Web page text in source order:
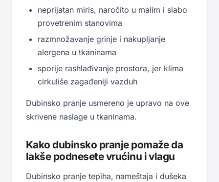
neprijatan miris, naročito u malim i slabo
provetrenim stanovima
razmnožavanje grinje i nakupljanje
alergena u tkaninama
sporije rashlađivanje prostora, jer klima
cirkuliše zagađeniji vazduh
Dubinsko pranje usmereno je upravo na ove
skrivene naslage u tkaninama.
Kako dubinsko pranje pomaže da
lakše podnesete vrućinu i vlagu
Dubinsko pranje tepiha, nameštaja i dušeka